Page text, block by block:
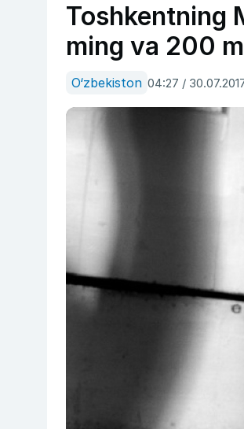
Toshkentning
ming va 200
O‘zbekiston 04:27 /